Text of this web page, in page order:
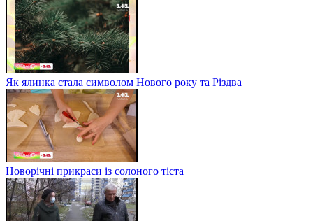
Як ялинка стала символом Нового року та Різдва
Новорічні прикраси із солоного тіста